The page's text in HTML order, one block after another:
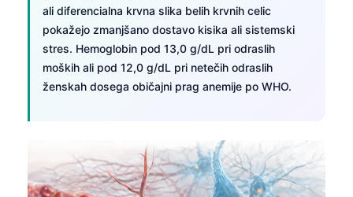
ali diferencialna krvna slika belih krvnih celic
pokažejo zmanjšano dostavo kisika ali sistemski
stres. Hemoglobin pod 13,0 g/dL pri odraslih
moških ali pod 12,0 g/dL pri netečih odraslih
ženskah dosega običajni prag anemije po WHO.